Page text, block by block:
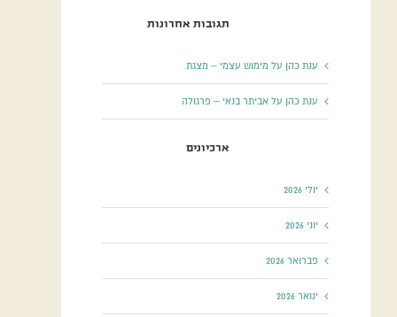
תגובות אחרונות
ענת כהן על מימוש עצמי – מצגת
ענת כהן על אביתר בנאי – פרגולה
ארכיונים
יולי 2026
יוני 2026
פברואר 2026
ינואר 2026